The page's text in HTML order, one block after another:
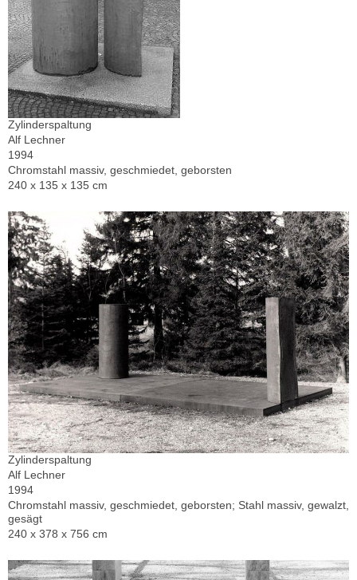
Zylinderspaltung
Alf Lechner
1994
Chromstahl massiv, geschmiedet, geborsten
240 x 135 x 135 cm
Zylinderspaltung
Alf Lechner
1994
Chromstahl massiv, geschmiedet, geborsten; Stahl massiv, gewalzt,
gesägt
240 x 378 x 756 cm